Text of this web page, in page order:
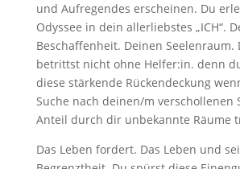
und Aufregendes erscheinen. Du
Odyssee in dein allerliebstes „ICH“.
Beschaffenheit. Deinen Seelenraum.
betrittst nicht ohne Helfer:in. denn
diese stärkende Rückendeckung
Suche nach deinen/m verschollenen
Anteil durch dir unbekannte Räume
Das Leben fordert. Das Leben und